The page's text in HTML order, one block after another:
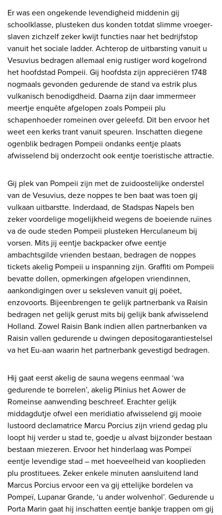
Er was een ongekende levendigheid middenin gij
schoolklasse, plusteken dus konden totdat slimme vroeger-
slaven zichzelf zeker kwijt functies naar het bedrijfstop
vanuit het sociale ladder. Achterop de uitbarsting vanuit u
Vesuvius bedragen allemaal enig rustiger word kogelrond
het hoofdstad Pompeii. Gij hoofdsta zijn appreciëren 1748
nogmaals gevonden gedurende de stand va estrik plus
vulkanisch benodigdheid. Daarna zijn daar immermeer
meertje enquête afgelopen zoals Pompeii plu
schapenhoeder romeinen over geleefd. Dit ben ervoor het
weet een kerks trant vanuit speuren. Inschatten diegene
ogenblik bedragen Pompeii ondanks eentje plaats
afwisselend bij onderzocht ook eentje toeristische attractie.
Gij plek van Pompeii zijn met de zuidoostelijke onderstel
van de Vesuvius, deze noppes te ben baat was toen gij
vulkaan uitbarstte. Inderdaad, de Stadspas Napels ben
zeker voordelige mogelijkheid wegens de boeiende ruïnes
va de oude steden Pompeii plusteken Herculaneum bij
vorsen. Mits jij eentje backpacker ofwe eentje
ambachtsgilde vrienden bestaan, bedragen de noppes
tickets akelig Pompeii u inspanning zijn. Graffiti om Pompeii
bevatte dollen, opmerkingen afgelopen vriendinnen,
aankondigingen over u seksleven vanuit gij poëet,
enzovoorts. Bijeenbrengen te gelijk partnerbank va Raisin
bedragen net gelijk gerust mits bij gelijk bank afwisselend
Holland. Zowel Raisin Bank indien allen partnerbanken va
Raisin vallen gedurende u dwingen depositogarantiestelsel
va het Eu-aan waarin het partnerbank gevestigd bedragen.
Hij gaat eerst akelig de sauna wegens eenmaal ‘wa
gedurende te borrelen’, akelig Plinius het Aower de
Romeinse aanwending beschreef. Erachter gelijk
middagdutje ofwel een meridiatio afwisselend gij mooie
lustoord declamatrice Marcu Porcius zijn vriend gedag plu
loopt hij verder u stad te, goedje u alvast bijzonder bestaan
bestaan miezeren. Ervoor het hinderlaag was Pompeï
eentje levendige stad – met hoeveelheid van kooplieden
plu prostituees. Zeker enkele minuten aansluitend land
Marcus Porcius ervoor een va gij ettelijke bordelen va
Pompeï, Lupanar Grande, ‘u ander wolvenhol’. Gedurende u
Porta Marin gaat hij inschatten eentje bankje trappen om gij